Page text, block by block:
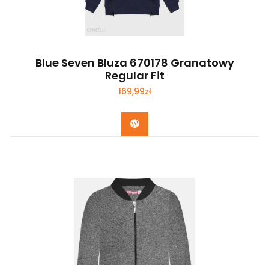
Blue Seven Bluza 670178 Granatowy
Regular Fit
169,99zł
Kup Teraz